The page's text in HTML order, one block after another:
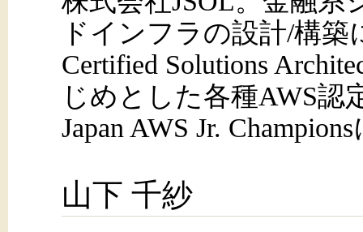
ドインフラの設計/構築
Certified Solutions
じめとした各種AWS認
Japan AWS Jr.
山下 千紗